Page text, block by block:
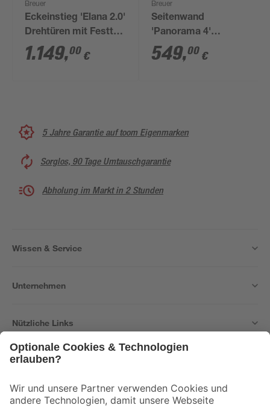
Breuer
Eckeinstieg 'Elana 2.0'
Drehtüren mit Festteil
80/80 cm, goldfarben,
80 x 200 cm
1.149,00 €
Breuer
Seitenwand
'Panorama 4'
alleinstehend 8-mm-
549,00 €
5 Jahre Garantie auf toom Eigenmarken
Sorglos, 90 Tage Umtauschgarantie
Abholung im Markt in 2 Stunden
Wissen & Service
Unternehmen
Nützliche Links
Der toom Newsletter: Keine Angebote und Aktionen mehr verpassen!